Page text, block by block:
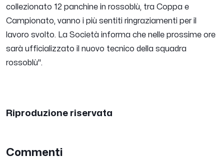
collezionato 12 panchine in rossoblù, tra Coppa e
Campionato, vanno i più sentiti ringraziamenti per il
lavoro svolto. La Società informa che nelle prossime ore
sarà ufficializzato il nuovo tecnico della squadra
rossoblù".
Riproduzione riservata
Commenti